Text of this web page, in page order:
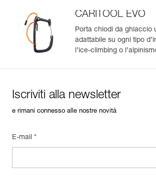
CARITOOL EVO
Porta chiodi da ghiaccio
adattabile su ogni tipo
l’ice-climbing o
Iscriviti alla newsletter
e rimani connesso alle nostre novità
E-mail *